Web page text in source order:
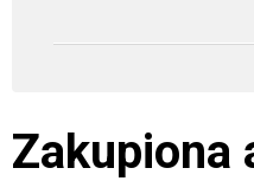
Zakupiona